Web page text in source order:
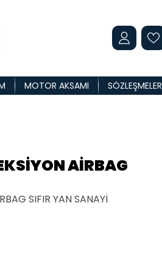
MOTOR AKSAMI SÖZLEŞMELER
AİRBAG
SIFIR YAN SANAYİ